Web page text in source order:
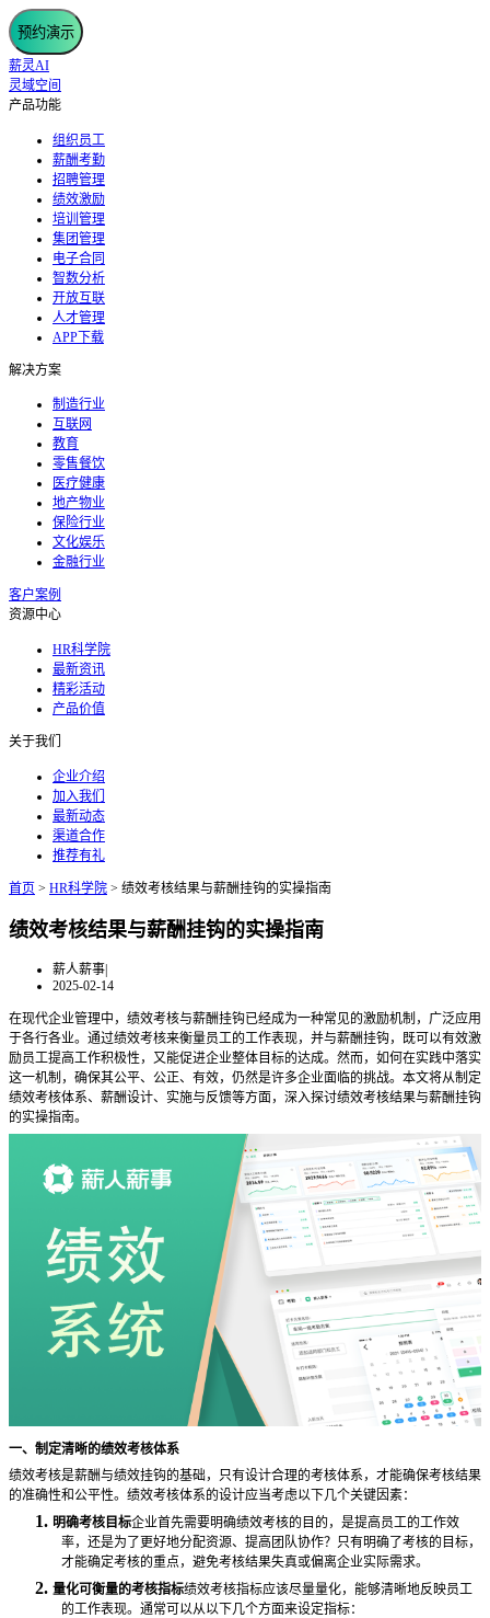
预约演示
薪灵AI
灵域空间
产品功能
组织员工
薪酬考勤
招聘管理
绩效激励
培训管理
集团管理
电子合同
智数分析
开放互联
人才管理
APP下载
解决方案
制造行业
互联网
教育
零售餐饮
医疗健康
地产物业
保险行业
文化娱乐
金融行业
客户案例
资源中心
HR科学院
最新资讯
精彩活动
产品价值
关于我们
企业介绍
加入我们
最新动态
渠道合作
推荐有礼
首页 > HR科学院 > 绩效考核结果与薪酬挂钩的实操指南
绩效考核结果与薪酬挂钩的实操指南
薪人薪事|
2025-02-14
在现代企业管理中，绩效考核与薪酬挂钩已经成为一种常见的激励机制，广泛应用
于各行各业。通过绩效考核来衡量员工的工作表现，并与薪酬挂钩，既可以有效激
励员工提高工作积极性，又能促进企业整体目标的达成。然而，如何在实践中落实
这一机制，确保其公平、公正、有效，仍然是许多企业面临的挑战。本文将从制定
绩效考核体系、薪酬设计、实施与反馈等方面，深入探讨绩效考核结果与薪酬挂钩
的实操指南。
一、制定清晰的绩效考核体系
绩效考核是薪酬与绩效挂钩的基础，只有设计合理的考核体系，才能确保考核结果
的准确性和公平性。绩效考核体系的设计应当考虑以下几个关键因素：
1. 明确考核目标企业首先需要明确绩效考核的目的，是提高员工的工作效
率，还是为了更好地分配资源、提高团队协作？只有明确了考核的目标，
才能确定考核的重点，避免考核结果失真或偏离企业实际需求。
2. 量化可衡量的考核指标绩效考核指标应该尽量量化，能够清晰地反映员工
的工作表现。通常可以从以下几个方面来设定指标：